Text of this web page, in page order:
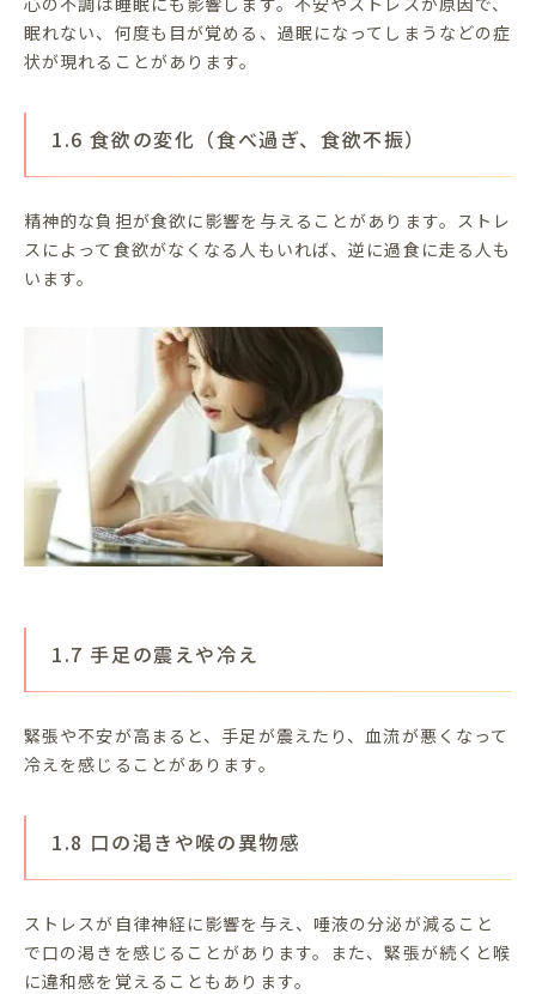
眠れない、何度も目が覚める、過眠になってしまうなどの症
状が現れることがあります。
1.6 食欲の変化（食べ過ぎ、食欲不振）
精神的な負担が食欲に影響を与えることがあります。ストレ
スによって食欲がなくなる人もいれば、逆に過食に走る人も
います。
1.7 手足の震えや冷え
緊張や不安が高まると、手足が震えたり、血流が悪くなって
冷えを感じることがあります。
1.8 口の渇きや喉の異物感
ストレスが自律神経に影響を与え、唾液の分泌が減ること
で口の渇きを感じることがあります。また、緊張が続くと喉
に違和感を覚えることもあります。